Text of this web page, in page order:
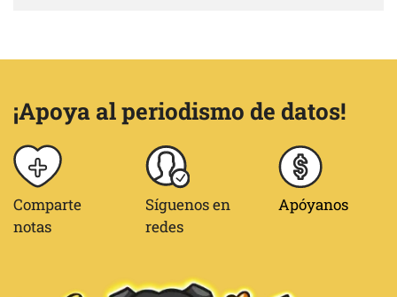
¡Apoya al periodismo de datos!
Comparte
notas
Síguenos en
redes
Apóyanos